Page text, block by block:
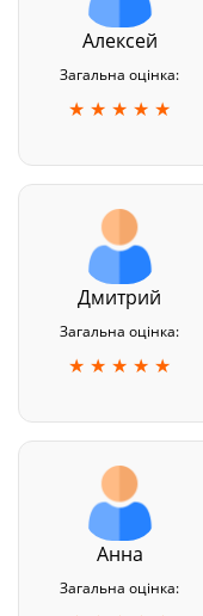
Алексей
Загальна оцінка:
★ ★ ★ ★ ★
Дмитрий
Загальна оцінка:
★ ★ ★ ★ ★
Анна
Загальна оцінка: